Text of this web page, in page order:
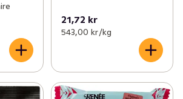
21,72 kr
543,00 kr /kg